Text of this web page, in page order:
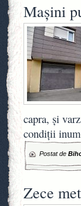
Mașini
capra, și
condiții
Postat de
Zece